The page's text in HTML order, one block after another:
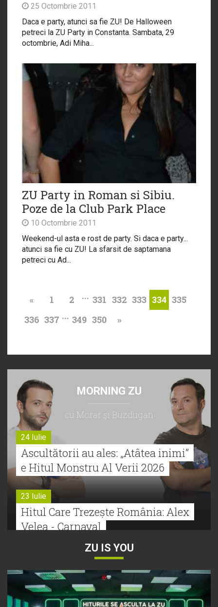
25 Octombrie 2011
Daca e party, atunci sa fie ZU! De Halloween
petreci la ZU Party in Constanta. Sambata, 29
octombrie, Adi Miha...
ZU Party in Roman si Sibiu.
Poze de la Club Park Place
10 Octombrie 2011
Weekend-ul asta e rost de party. Si daca e party...
atunci sa fie cu ZU! La sfarsit de saptamana
petreci cu Ad...
« 1 2 ... 331 332 333 334 335
336 337 ... 349 350 »
MORNING ZU
cu Morar şi Buzdugan
24 Iulie
Ascultătorii au ales: „Atâtea inimi”
e Hitul Monstru Al Verii 2026
23 Iulie
Hitul Care Trezește România: Alex
Velea - Carnaval
Bătălie strânsă la Hitul Monstru Al
Verii: Cabron versus Faydee
ZU IS YOU